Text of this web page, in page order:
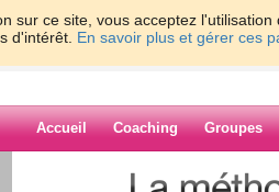
sur ce site, vous acceptez
d'intérêt. En savoir plus et gérer ces
Accueil Coaching Groupes
>